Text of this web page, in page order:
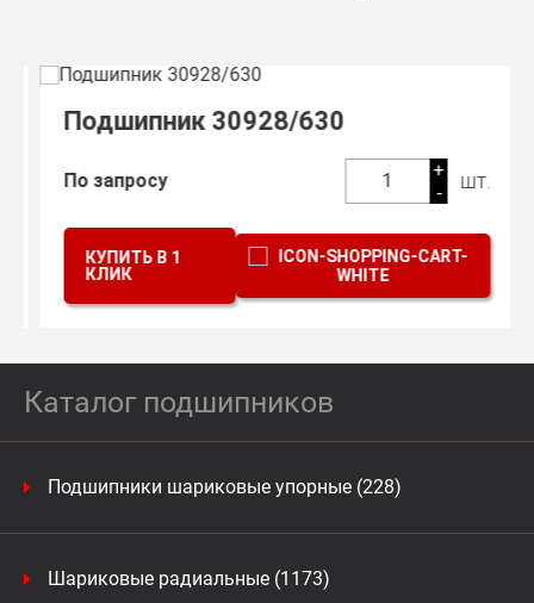
Каталог подшипников
Подшипники шариковые упорные (228)
Шариковые радиальные (1173)
Подшипник 30928/630
По запросу шт.
КУПИТЬ В 1
КЛИК